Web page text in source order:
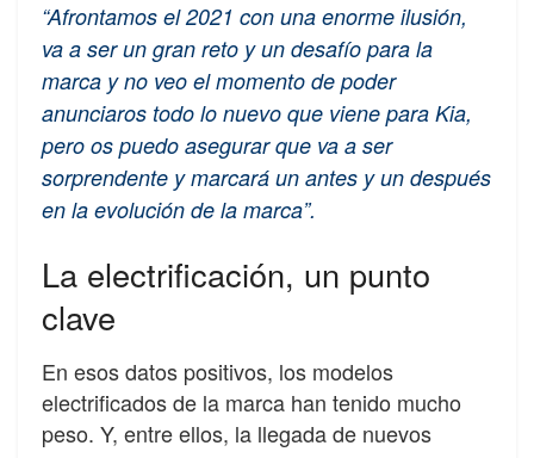
“Afrontamos el 2021 con una enorme ilusión,
va a ser un gran reto y un desafío para la
marca y no veo el momento de poder
anunciaros todo lo nuevo que viene para Kia,
pero os puedo asegurar que va a ser
sorprendente y marcará un antes y un después
en la evolución de la marca”.
La electrificación, un punto
clave
En esos datos positivos, los modelos
electrificados de la marca han tenido mucho
peso. Y, entre ellos, la llegada de nuevos